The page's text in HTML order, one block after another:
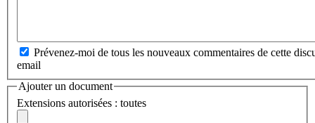
Prévenez-moi de tous les nouveaux commentaires de cette
email
Ajouter un document
Extensions autorisées : toutes